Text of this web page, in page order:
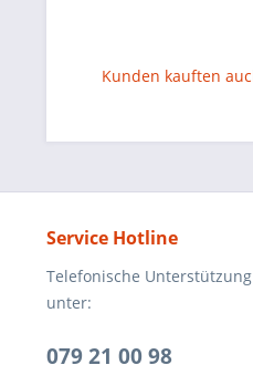
Kunden kauften
Service Hotline
Telefonische
unter:
079 21 00 98